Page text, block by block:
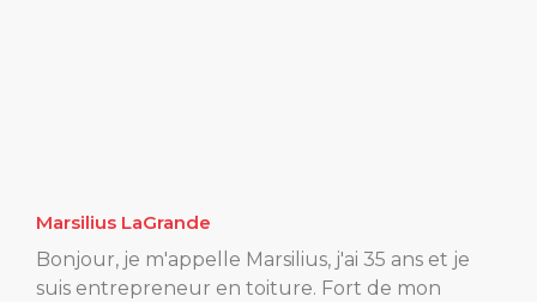
Marsilius LaGrande
Bonjour, je m'appelle Marsilius, j'ai 35 ans et je
suis entrepreneur en toiture. Fort de mon